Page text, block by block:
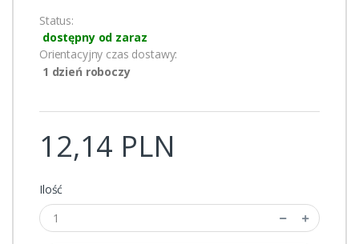
Status:
dostępny od zaraz
Orientacyjny czas dostawy:
1 dzień roboczy
12,14 PLN
Ilość